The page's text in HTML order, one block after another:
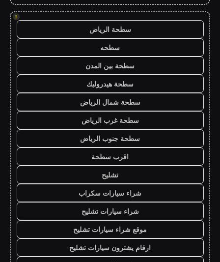
!
سطحة الرياض
سطحه
سطحة بين المدن
سطحة هيدروليك
سطحة شمال الرياض
سطحة غرب الرياض
سطحة جنوب الرياض
اقرب سطحة
تشليح
شراء سيارات سكراب
شراء سيارات تشليح
موقع شراء سيارات تشليح
ارقام يشترون سيارات تشليح